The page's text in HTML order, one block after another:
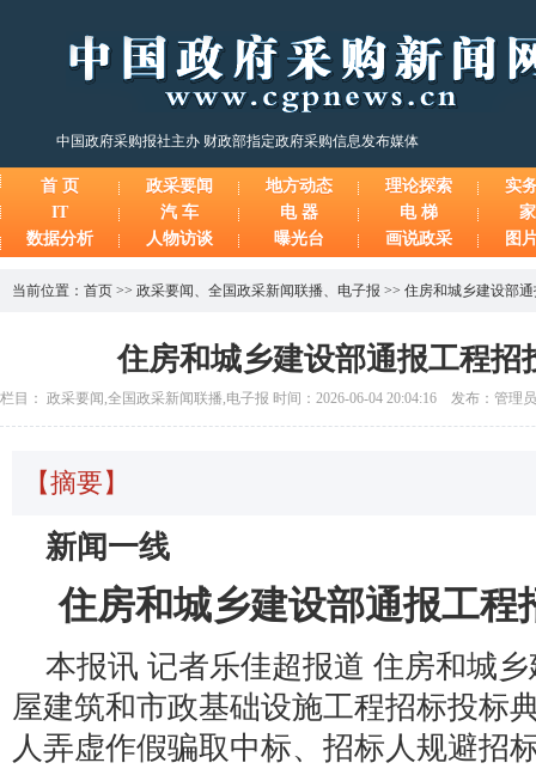
中国政府采购报社主办 财政部指定政府采购信息发布媒体
首 页 政采要闻 地方动态 理论探索
实
IT
汽 车 电 器 电 梯
数据分析
人物访谈 曝光台 画说政采 图
当前位置： 首页 >> 政采要闻 、 全国政采新闻联播、 电子报 >> 住房和城乡建设部
住房和城乡建设部通报工程招
栏目： 政采要闻,全国政采新闻联播,电子报 时间：2026-06-04 20:04:16 发布：管理
【摘要】
新闻一线
住房和城乡建设部通报工程
本报讯 记者乐佳超报道 住房和城
屋建筑和市政基础设施工程招标投标
人弄虚作假骗取中标、招标人规避招